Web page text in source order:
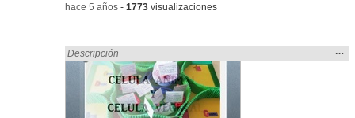
-hace 5 años -1773 visualizaciones
Encontrado «ANIMALES» en:
Descripción
la
…